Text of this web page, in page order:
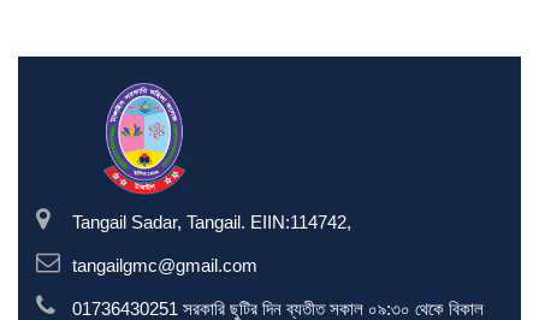
Tangail Sadar, Tangail. EIIN:114742,
tangailgmc@gmail.com
01736430251 সরকারি ছুটির দিন ব্যতীত সকাল ০৯:৩০ থেকে বিকাল